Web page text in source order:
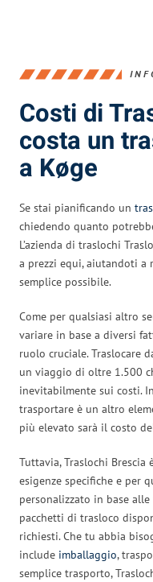
Costi di
costa un
a Køge
Se stai pianificando un
chiedendo quanto
L’azienda di traslochi
a prezzi equi, aiutandoti a
semplice possibile.
Come per qualsiasi altro
variare in base a diversi
ruolo cruciale. Traslocare
un viaggio di oltre 1.500
inevitabilmente sui costi.
trasportare è un altro
più elevato sarà il costo
Tuttavia, Traslochi Brescia
esigenze specifiche e per
personalizzato in base
pacchetti di trasloco
richiesti. Che tu abbia
include imballaggio,
semplice trasporto,